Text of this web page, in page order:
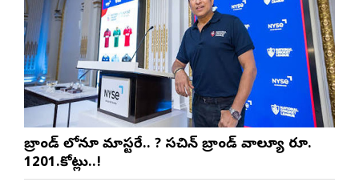
బ్రాండ్ లోనూ మాస్టరే.. ? సచిన్ బ్రాండ్ వాల్యూ రూ.
1201.కోట్లు..!